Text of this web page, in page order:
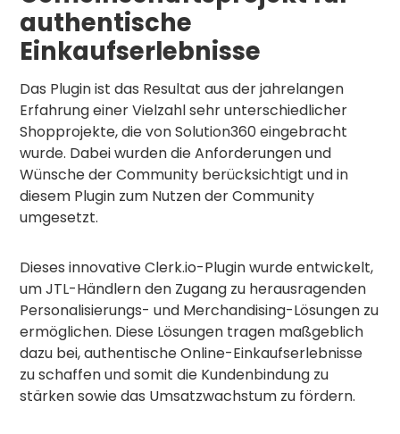
authentische
Einkaufserlebnisse
Das Plugin ist das Resultat aus der jahrelangen
Erfahrung einer Vielzahl sehr unterschiedlicher
Shopprojekte, die von Solution360 eingebracht
wurde. Dabei wurden die Anforderungen und
Wünsche der Community berücksichtigt und in
diesem Plugin zum Nutzen der Community
umgesetzt.
Dieses innovative Clerk.io-Plugin wurde entwickelt,
um JTL-Händlern den Zugang zu herausragenden
Personalisierungs- und Merchandising-Lösungen zu
ermöglichen. Diese Lösungen tragen maßgeblich
dazu bei, authentische Online-Einkaufserlebnisse
zu schaffen und somit die Kundenbindung zu
stärken sowie das Umsatzwachstum zu fördern.